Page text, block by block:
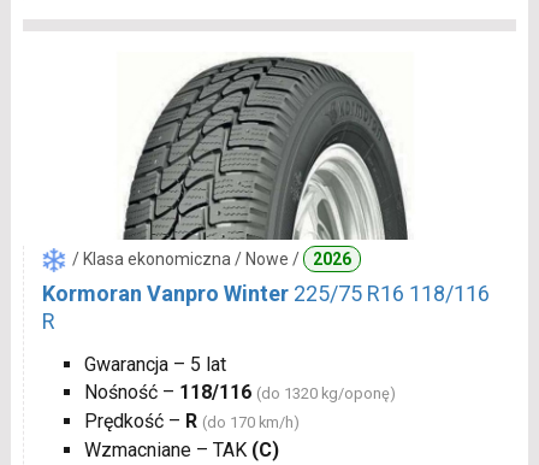
/ Klasa ekonomiczna / Nowe / 2026
Kormoran Vanpro Winter 225/75 R16 118/116
R
Gwarancja – 5 lat
Nośność – 118/116 (do 1320 kg/oponę)
Prędkość – R (do 170 km/h)
Wzmacniane – TAK (C)